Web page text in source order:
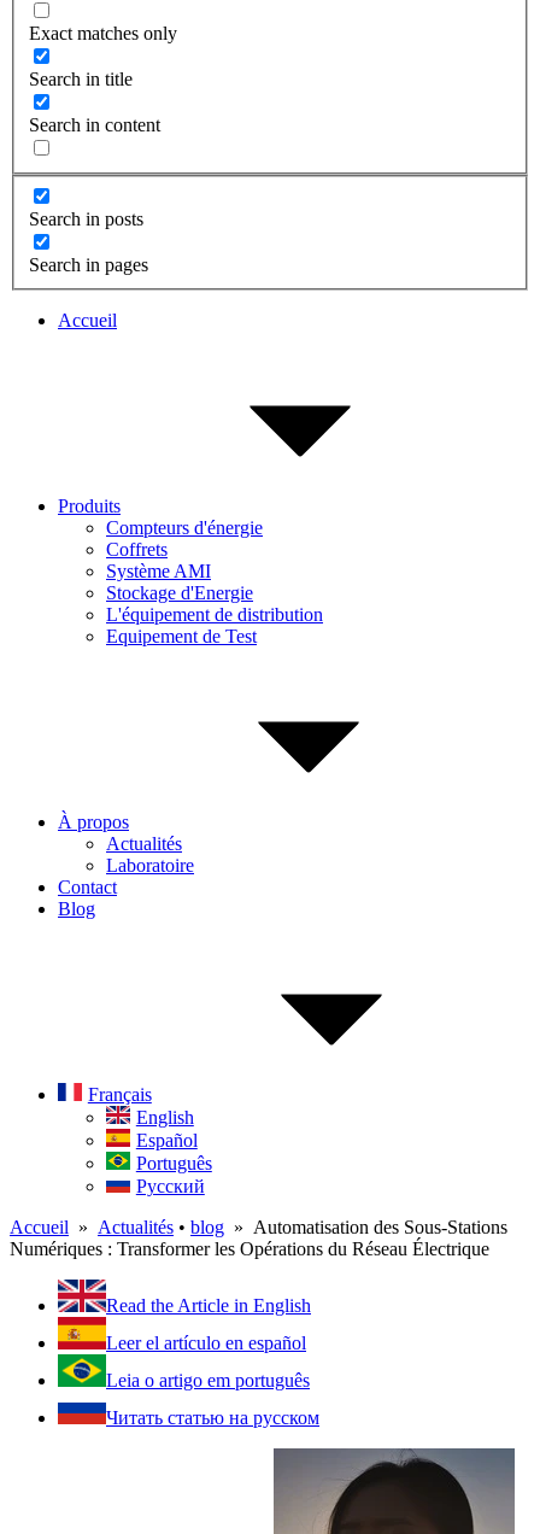
Exact matches only
Search in title
Search in content
Search in posts
Search in pages
Accueil
Produits
Compteurs d'énergie
Coffrets
Système AMI
Stockage d'Energie
L'équipement de distribution
Equipement de Test
À propos
Actualités
Laboratoire
Contact
Blog
Français
English
Español
Português
Русский
Accueil » Actualités • blog » Automatisation des Sous-Stations
Numériques : Transformer les Opérations du Réseau Électrique
Read the Article in English
Leer el artículo en español
Leia o artigo em português
Читать статью на русском